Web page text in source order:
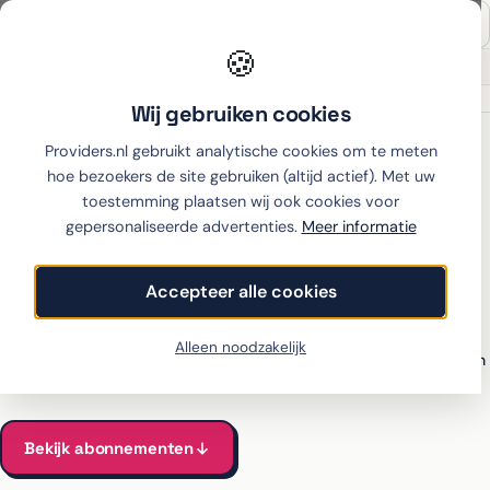
🍪
Wij gebruiken cookies
Providers.nl gebruikt analytische cookies om te meten
hoe bezoekers de site gebruiken (altijd actief). Met uw
toestemming plaatsen wij ook cookies voor
gepersonaliseerde advertenties. Meer informatie
Accepteer alle cookies
Alleen noodzakelijk
Thuiswinkel partner
Pixel 10a›hollandsnieuwe
Google Pixel 10a met
abonnement bij
hollandsnieuwe
Alle hollandsnieuwe-abonnementen voor de Pixel 10a vergeleken
Bekijk abonnementen